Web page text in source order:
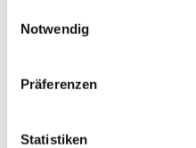
Notwendig
Präferenzen
Statistiken